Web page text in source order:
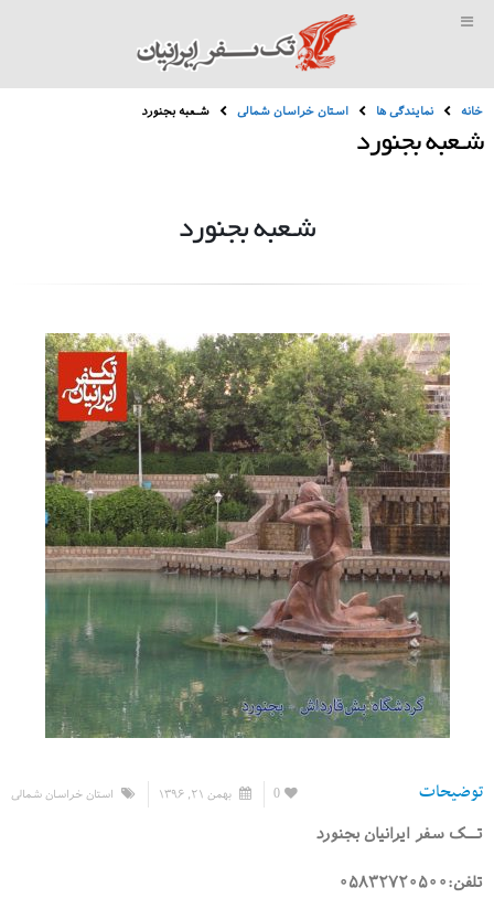
خانه نمایندگی ها استان خراسان شمالی شـعبه بجنورد
شـعبه بجنورد
شـعبه بجنورد
توضیحات 0 بهمن ۲۱, ۱۳۹۶ استان خراسان شمالی
تــک سفر ایرانیان بجنورد
تلفن:۰۵۸۳۲۷۲۰۵۰۰